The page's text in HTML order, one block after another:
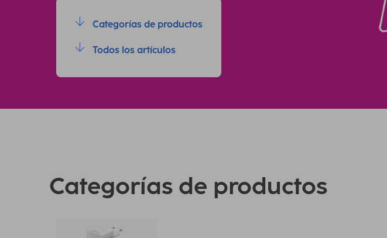
Categorías de productos
Todos los artículos
Categorías de productos